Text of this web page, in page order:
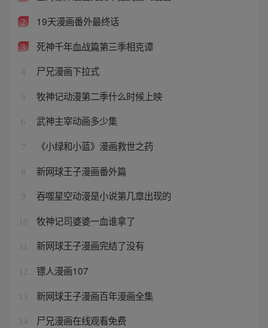
2 19天漫画番外最终话
3 死神千年血战篇第三季相克谭
4 尸兄漫画下拉式
5 牧神记动漫第二季什么时候上映
6 武神主宰动画多少集
7 《小绿和小蓝》漫画救世之药
8 新网球王子漫画番外篇
9 吞噬星空动漫是小说第几章出现的
10 牧神记司婆婆一血谁拿了
新网球王子漫画完结了没有
12 镖人漫画107
13 新网球王子漫画百年漫画全集
14 尸兄漫画在线观看免费